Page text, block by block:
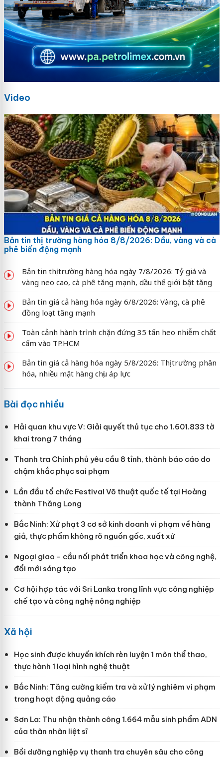
Video
Bản tin thị trường hàng hóa 8/8/2026: Dầu, vàng và cà
phê biến động mạnh
Bản tin thị trường hàng hóa ngày 7/8/2026: Tỷ giá và
vàng neo cao, cà phê tăng mạnh, dầu thế giới bật tăng
Bản tin giá cả hàng hóa ngày 6/8/2026: Vàng, cà phê
đồng loạt tăng mạnh
Toàn cảnh hành trình chặn đứng 35 tấn heo nhiễm chất
cấm vào TP.HCM
Bản tin giá cả hàng hóa ngày 5/8/2026: Thị trường phân
hóa, nhiều mặt hàng chịu áp lực
Bài đọc nhiều
Hải quan khu vực V: Giải quyết thủ tục cho 1.601.833 tờ
khai trong 7 tháng
Thanh tra Chính phủ yêu cầu 8 tỉnh, thành báo cáo do
chậm khắc phục sai phạm
Lần đầu tổ chức Festival Võ thuật quốc tế tại Hoàng
thành Thăng Long
Bắc Ninh: Xử phạt 3 cơ sở kinh doanh vi phạm về hàng
giả, thực phẩm không rõ nguồn gốc, xuất xứ
Ngoại giao - cầu nối phát triển khoa học và công nghệ,
đổi mới sáng tạo
Cơ hội hợp tác với Sri Lanka trong lĩnh vực công nghiệp
chế tạo và công nghệ nông nghiệp
Xã hội
Học sinh được khuyến khích rèn luyện 1 môn thể thao,
thực hành 1 loại hình nghệ thuật
Bắc Ninh: Tăng cường kiểm tra và xử lý nghiêm vi phạm
trong hoạt động quảng cáo
Sơn La: Thu nhận thành công 1.664 mẫu sinh phẩm ADN
của thân nhân liệt sĩ
Bồi dưỡng nghiệp vụ thanh tra chuyên sâu cho công